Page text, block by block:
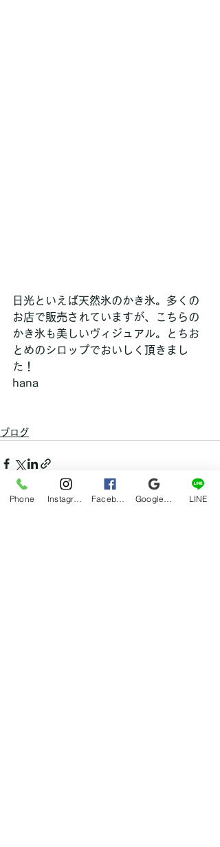
日光といえば天然氷のかき氷。多くの
お店で販売されていますが、こちらの
かき氷も美しいヴィジュアル。とちお
とめのシロップでおいしく頂きまし
た！
hana
ブログ
Phone LINE